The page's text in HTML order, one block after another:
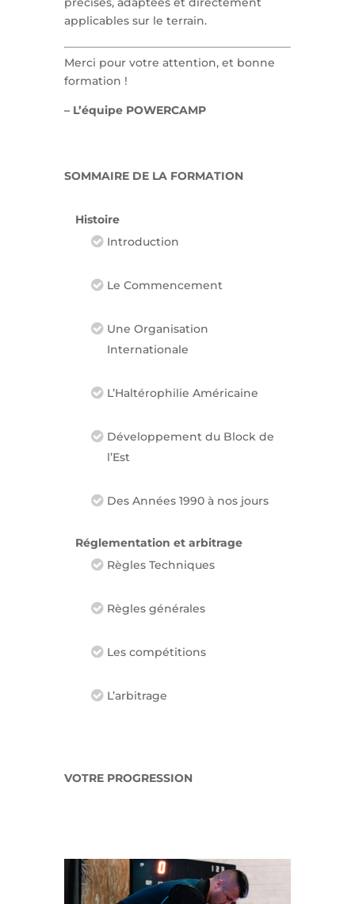
applicables sur le terrain.
Merci pour votre attention, et bonne
formation !
– L’équipe POWERCAMP
SOMMAIRE DE LA FORMATION
Histoire
Introduction
Le Commencement
Une Organisation
Internationale
L’Haltérophilie Américaine
Développement du Block de
l’Est
Des Années 1990 à nos jours
Réglementation et arbitrage
Règles Techniques
Règles générales
Les compétitions
L’arbitrage
VOTRE PROGRESSION